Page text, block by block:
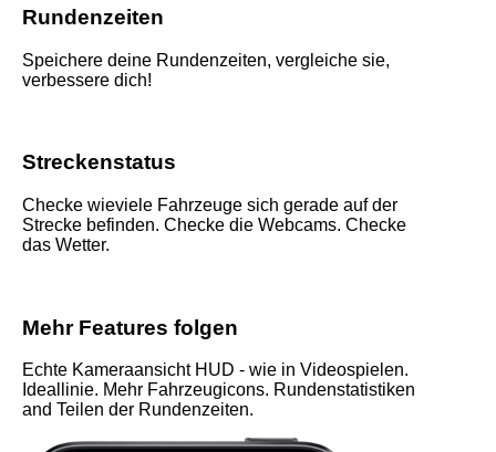
Rundenzeiten
Speichere deine Rundenzeiten, vergleiche sie,
verbessere dich!
Streckenstatus
Checke wieviele Fahrzeuge sich gerade auf der
Strecke befinden. Checke die Webcams. Checke
das Wetter.
Mehr Features folgen
Echte Kameraansicht HUD - wie in Videospielen.
Ideallinie. Mehr Fahrzeugicons. Rundenstatistiken
and Teilen der Rundenzeiten.